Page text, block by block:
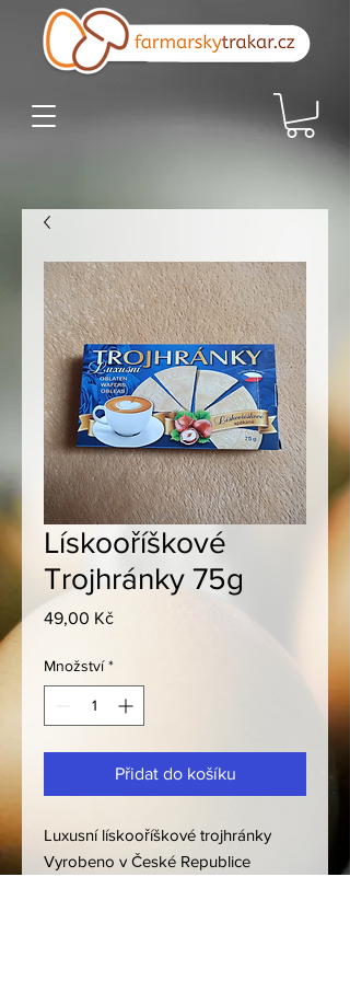
Lískooříškové
Trojhránky 75g
49,00 KčCena
Množství *
Přidat do košíku
Luxusní lískooříškové trojhránky
Vyrobeno v České Republice